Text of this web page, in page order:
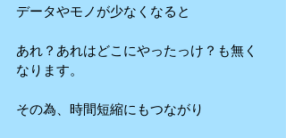
データやモノが少なくなると
あれ？あれはどこにやったっけ？も無く
なります。
その為、時間短縮にもつながり